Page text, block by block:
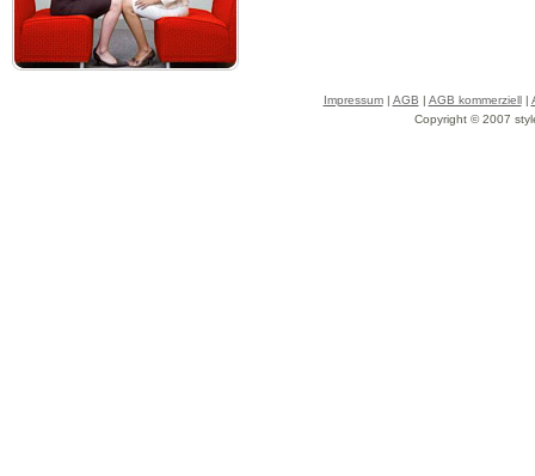
Impressum| AGB | AGB kommerziell|
Copyright © 2007